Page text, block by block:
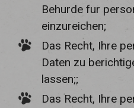
Behurde fur
einzureichen;
Das Recht, Ihre
Daten zu
lassen;;
Das Recht, Ihre